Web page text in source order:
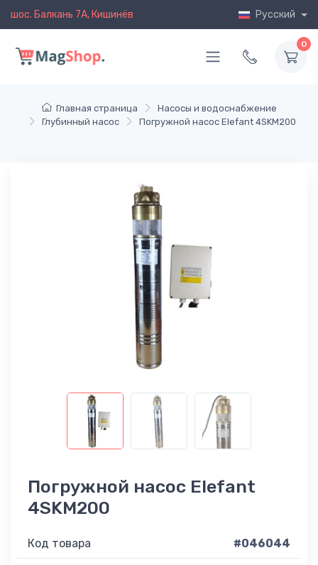
шос. Балкань 7A, Кишинёв Русский
0
Главная страница
Насосы и водоснабжение
Глубинный насос
Погружной насос Elefant 4SKM200
Погружной насос Elefant
4SKM200
Код товара #046044